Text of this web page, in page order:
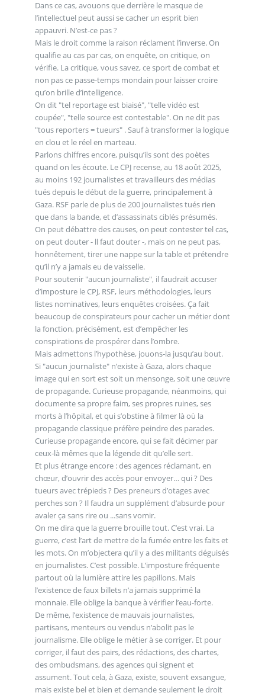
Dans ce cas, avouons que derrière le masque de
l’intellectuel peut aussi se cacher un esprit bien
appauvri. N’est-ce pas ?
Mais le droit comme la raison réclament l’inverse. On
qualifie au cas par cas, on enquête, on critique, on
vérifie. La critique, vous savez, ce sport de combat et
non pas ce passe-temps mondain pour laisser croire
qu’on brille d’intelligence.
On dit "tel reportage est biaisé", "telle vidéo est
coupée", "telle source est contestable". On ne dit pas
"tous reporters = tueurs" . Sauf à transformer la logique
en clou et le réel en marteau.
Parlons chiffres encore, puisqu’ils sont des poètes
quand on les écoute. Le CPJ recense, au 18 août 2025,
au moins 192 journalistes et travailleurs des médias
tués depuis le début de la guerre, principalement à
Gaza. RSF parle de plus de 200 journalistes tués rien
que dans la bande, et d’assassinats ciblés présumés.
On peut débattre des causes, on peut contester tel cas,
on peut douter - ll faut douter -, mais on ne peut pas,
honnêtement, tirer une nappe sur la table et prétendre
qu’il n’y a jamais eu de vaisselle.
Pour soutenir "aucun journaliste", il faudrait accuser
d’imposture le CPJ, RSF, leurs méthodologies, leurs
listes nominatives, leurs enquêtes croisées. Ça fait
beaucoup de conspirateurs pour cacher un métier dont
la fonction, précisément, est d’empêcher les
conspirations de prospérer dans l’ombre.
Mais admettons l’hypothèse, jouons-la jusqu’au bout.
Si "aucun journaliste" n’existe à Gaza, alors chaque
image qui en sort est soit un mensonge, soit une œuvre
de propagande. Curieuse propagande, néanmoins, qui
documente sa propre faim, ses propres ruines, ses
morts à l’hôpital, et qui s’obstine à filmer là où la
propagande classique préfère peindre des parades.
Curieuse propagande encore, qui se fait décimer par
ceux-là mêmes que la légende dit qu’elle sert.
Et plus étrange encore : des agences réclamant, en
chœur, d’ouvrir des accès pour envoyer… qui ? Des
tueurs avec trépieds ? Des preneurs d’otages avec
perches son ? Il faudra un supplément d’absurde pour
avaler ça sans rire ou ...sans vomir.
On me dira que la guerre brouille tout. C’est vrai. La
guerre, c’est l’art de mettre de la fumée entre les faits et
les mots. On m’objectera qu’il y a des militants déguisés
en journalistes. C’est possible. L’imposture fréquente
partout où la lumière attire les papillons. Mais
l’existence de faux billets n’a jamais supprimé la
monnaie. Elle oblige la banque à vérifier l’eau-forte.
De même, l’existence de mauvais journalistes,
partisans, menteurs ou vendus n’abolit pas le
journalisme. Elle oblige le métier à se corriger. Et pour
corriger, il faut des pairs, des rédactions, des chartes,
des ombudsmans, des agences qui signent et
assument. Tout cela, à Gaza, existe, souvent exsangue,
mais existe bel et bien et demande seulement le droit